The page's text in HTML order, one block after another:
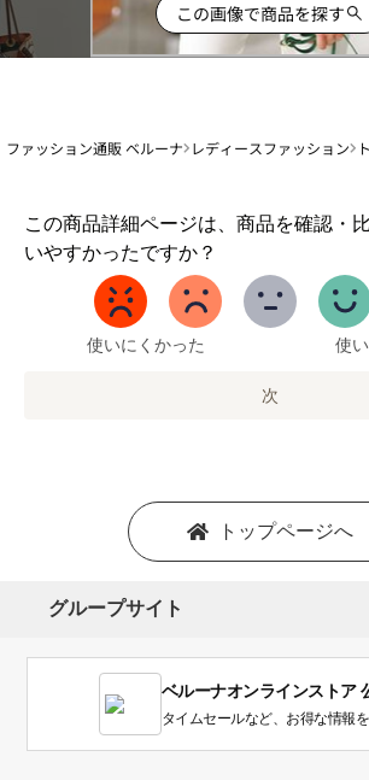
この画像で商品を探す
ファッション通販 ベルーナ レディースファッション
この商品詳細ページは、商品を確認・
いやすかったですか？
1
か
い
使いにくかった 使
次
トップページへ
グループサイト
ベルーナオンラインストア
タイムセールなど、お得な情報を